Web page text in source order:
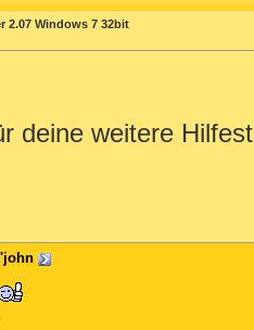
2.07 Windows 7 32bit
deine weitere